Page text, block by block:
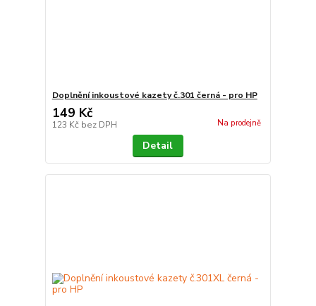
Doplnění inkoustové kazety č.301 černá - pro HP
149 Kč
123 Kč bez DPH Na prodejně
Detail